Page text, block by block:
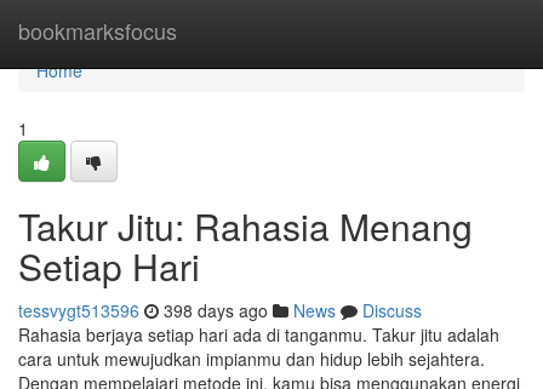
bookmarksfocus
Home
Home
1
Takur Jitu: Rahasia Menang
Setiap Hari
tessvygt513596 398 days ago News
Discuss
Rahasia berjaya setiap hari ada di tanganmu. Takur jitu adalah
cara untuk mewujudkan impianmu dan hidup lebih sejahtera.
Dengan mempelajari metode ini, kamu bisa menggunakan energi